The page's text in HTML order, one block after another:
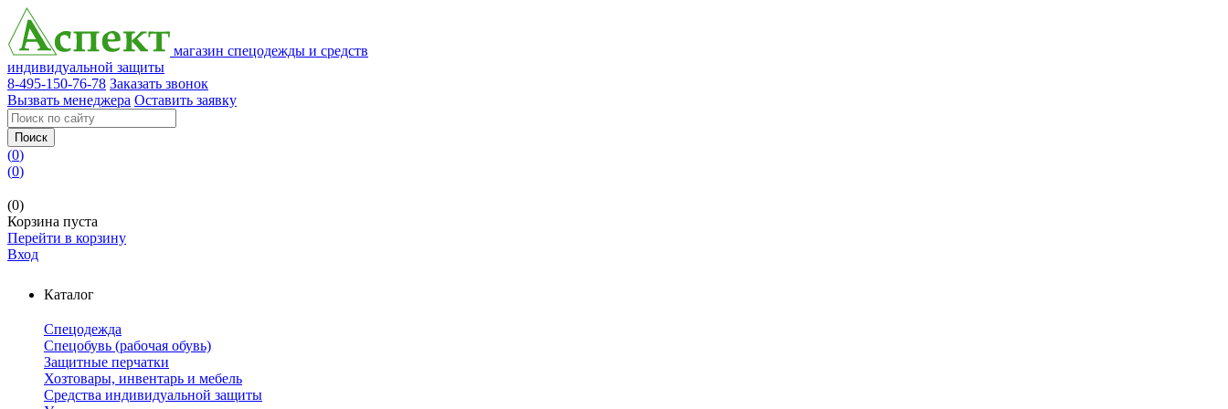
магазин спецодежды и средств
индивидуальной защиты
8-495-150-76-78 Заказать звонок
Вызвать менеджера Оставить заявку
Поиск
(0)
(0)
(0)
Корзина пуста
Перейти в корзину
Вход
Каталог
Спецодежда
Спецобувь (рабочая обувь)
Защитные перчатки
Хозтовары, инвентарь и мебель
Средства индивидуальной защиты